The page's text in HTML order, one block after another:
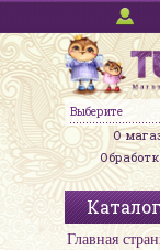
Выберите
О
Каталог
Главная